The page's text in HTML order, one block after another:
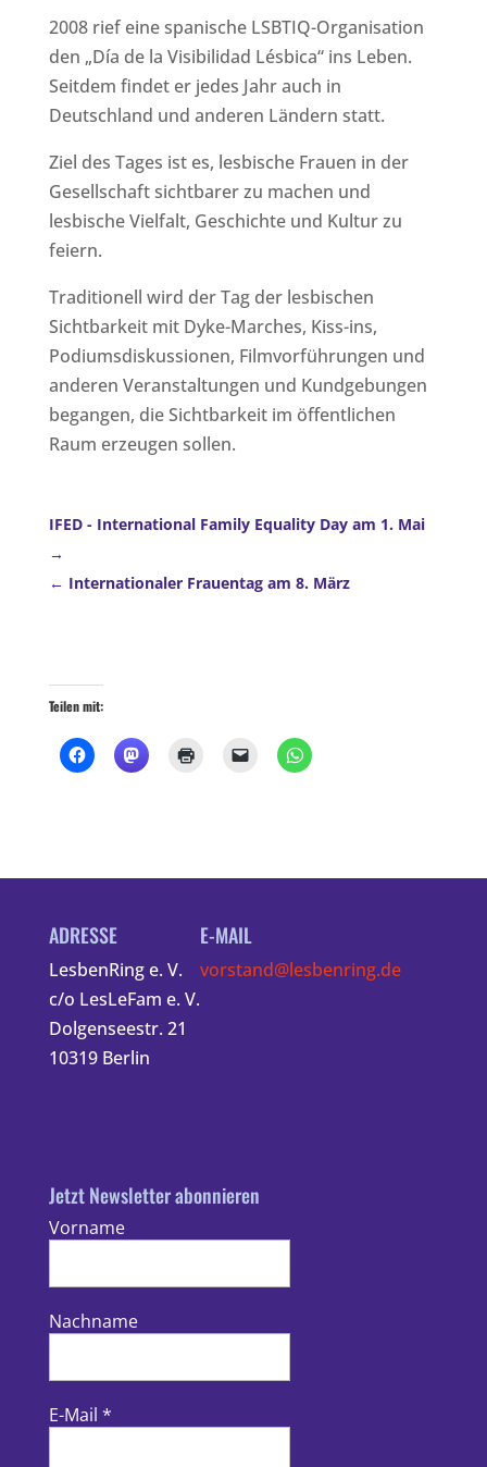
2008 rief eine spanische LSBTIQ-Organisation
den „Día de la Visibilidad Lésbica“ ins Leben.
Seitdem findet er jedes Jahr auch in
Deutschland und anderen Ländern statt.
Ziel des Tages ist es, lesbische Frauen in der
Gesellschaft sichtbarer zu machen und
lesbische Vielfalt, Geschichte und Kultur zu
feiern.
Traditionell wird der Tag der lesbischen
Sichtbarkeit mit Dyke-Marches, Kiss-ins,
Podiumsdiskussionen, Filmvorführungen und
anderen Veranstaltungen und Kundgebungen
begangen, die Sichtbarkeit im öffentlichen
Raum erzeugen sollen.
IFED - International Family Equality Day am 1. Mai
Internationaler Frauentag am 8. März
Teilen mit:
ADRESSE
LesbenRing e. V.
c/o LesLeFam e. V.
Dolgenseestr. 21
10319 Berlin
E-MAIL
vorstand@lesbenring.de
Jetzt Newsletter abonnieren
Vorname
Nachname
E-Mail *